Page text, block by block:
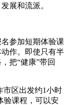
展和流派。
参加短期体验课
作。即使只有半
把“健康”带回
市区出发约1小时
验课程，可以安